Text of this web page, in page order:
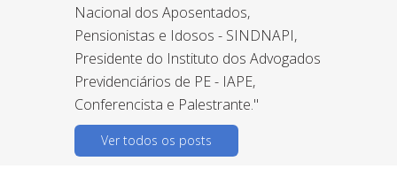
Nacional dos Aposentados,
Pensionistas e Idosos - SINDNAPI,
Presidente do Instituto dos Advogados
Previdenciários de PE - IAPE,
Conferencista e Palestrante."
Ver todos os posts